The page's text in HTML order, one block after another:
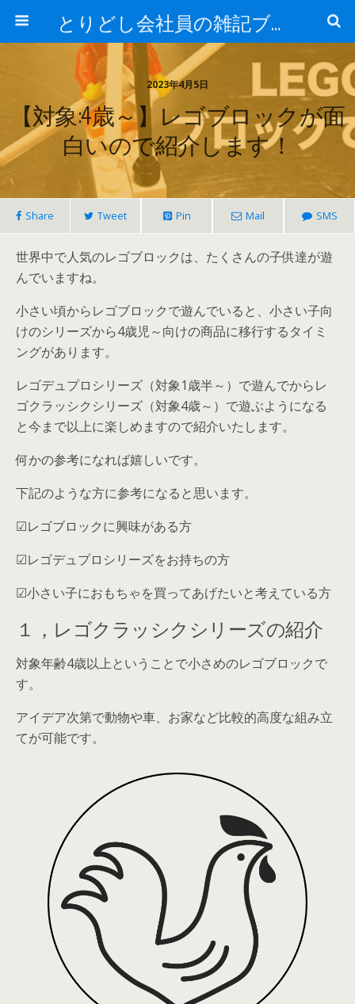
とりどし会社員の雑記ブログ
2023年4月5日
【対象:4歳～】レゴブロックが面
白いので紹介します！
Share Tweet Pin Mail SMS
世界中で人気のレゴブロックは、たくさんの子供達が遊
んでいますね。
小さい頃からレゴブロックで遊んでいると、小さい子向
けのシリーズから4歳児～向けの商品に移行するタイミ
ングがあります。
レゴデュプロシリーズ（対象1歳半～）で遊んでからレ
ゴクラッシクシリーズ（対象4歳～）で遊ぶようになる
と今まで以上に楽しめますので紹介いたします。
何かの参考になれば嬉しいです。
下記のような方に参考になると思います。
☑レゴブロックに興味がある方
☑レゴデュプロシリーズをお持ちの方
☑小さい子におもちゃを買ってあげたいと考えている方
１，レゴクラッシクシリーズの紹介
対象年齢4歳以上ということで小さめのレゴブロックで
す。
アイデア次第で動物や車、お家など比較的高度な組み立
てが可能です。